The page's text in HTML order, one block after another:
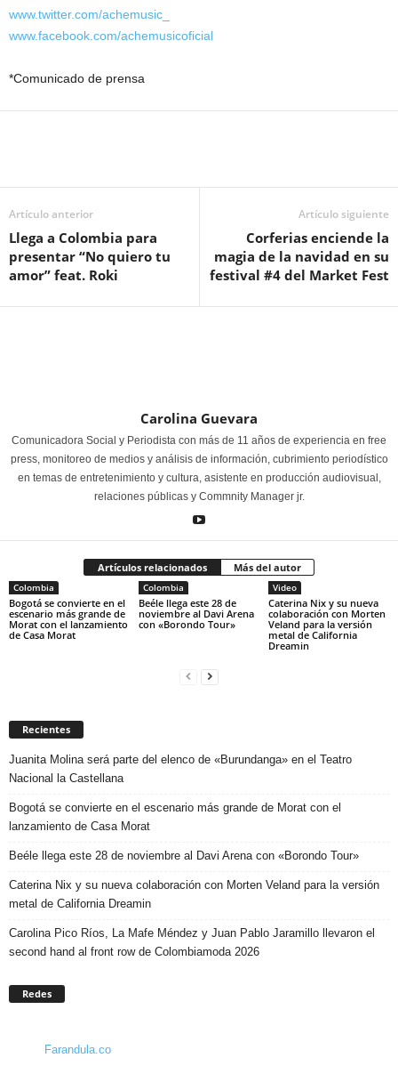
www.twitter.com/achemusic_
www.facebook.com/achemusicoficial
*Comunicado de prensa
Artículo anterior
Llega a Colombia para
presentar “No quiero tu
amor” feat. Roki
Artículo siguiente
Corferias enciende la
magia de la navidad en su
festival #4 del Market Fest
Carolina Guevara
Comunicadora Social y Periodista con más de 11 años de experiencia en free
press, monitoreo de medios y análisis de información, cubrimiento periodístico
en temas de entretenimiento y cultura, asistente en producción audiovisual,
relaciones públicas y Commnity Manager jr.
Artículos relacionados Más del autor
Colombia
Bogotá se convierte en el
escenario más grande de
Morat con el lanzamiento
de Casa Morat
Colombia
Beéle llega este 28 de
noviembre al Davi Arena
con «Borondo Tour»
Video
Caterina Nix y su nueva
colaboración con Morten
Veland para la versión
metal de California
Dreamin
Recientes
Juanita Molina será parte del elenco de «Burundanga» en el Teatro
Nacional la Castellana
Bogotá se convierte en el escenario más grande de Morat con el
lanzamiento de Casa Morat
Beéle llega este 28 de noviembre al Davi Arena con «Borondo Tour»
Caterina Nix y su nueva colaboración con Morten Veland para la versión
metal de California Dreamin
Carolina Pico Ríos, La Mafe Méndez y Juan Pablo Jaramillo llevaron el
second hand al front row de Colombiamoda 2026
Redes
Farandula.co